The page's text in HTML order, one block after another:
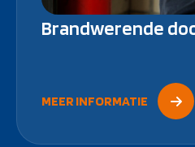
Brandwerende
MEER INFORMATIE